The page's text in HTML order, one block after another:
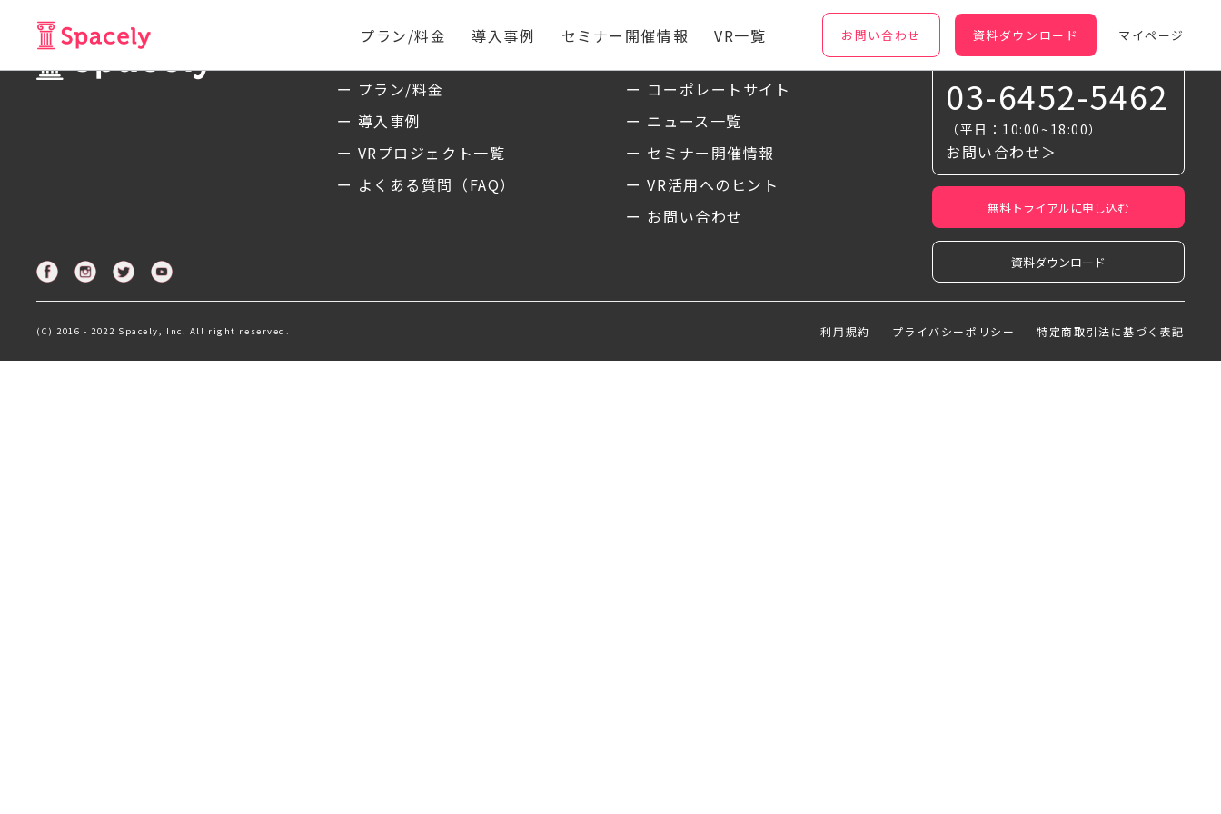
プラン/料金 導入事例 セミナー開催情報 VR一覧 お問い合わせ 資料ダウンロード マイページ
サービス
ー プラン/料金
ー 導入事例
ー VRプロジェクト一覧
ー よくある質問（FAQ）
私たちについて
ー コーポレートサイト
ー ニュース一覧
ー セミナー開催情報
ー VR活用へのヒント
ー お問い合わせ
お気軽に相談ください
03-6452-5462
（平日：10:00~18:00）
お問い合わせ＞
無料トライアルに申し込む
資料ダウンロード
(C) 2016 - 2022 Spacely, Inc. All right reserved. 特定商取引法に基づく表記
プライバシーポリシー
利用規約